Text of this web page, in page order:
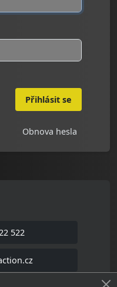
Přihlásit se
Obnova hesla
522